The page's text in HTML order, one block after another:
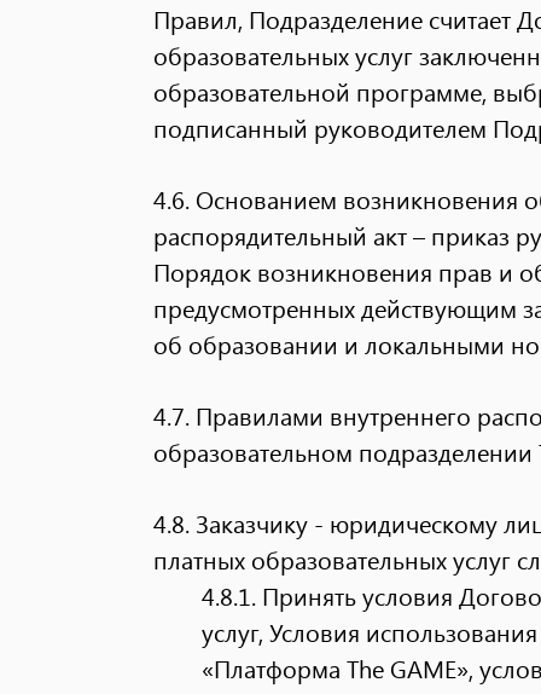
Правил, Подразделение считает
образовательных услуг
образовательной программе,
подписанный руководителем
4.6. Основанием возникновения
распорядительный акт – приказ
Порядок возникновения прав и
предусмотренных действующим
об образовании и локальными
4.7. Правилами внутреннего
образовательном подразделении
4.8. Заказчику - юридическому
платных образовательных услуг
4.8.1. Принять условия
услуг, Условия
«Платформа The GAME»,